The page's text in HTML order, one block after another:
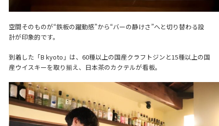
空間そのものが“鉄板の躍動感”から“バーの静けさ”へと切り替わる設
計が印象的です。
到着した「B kyoto」は、60種以上の国産クラフトジンと15種以上の国
産ウイスキーを取り揃え、日本茶のカクテルが看板。